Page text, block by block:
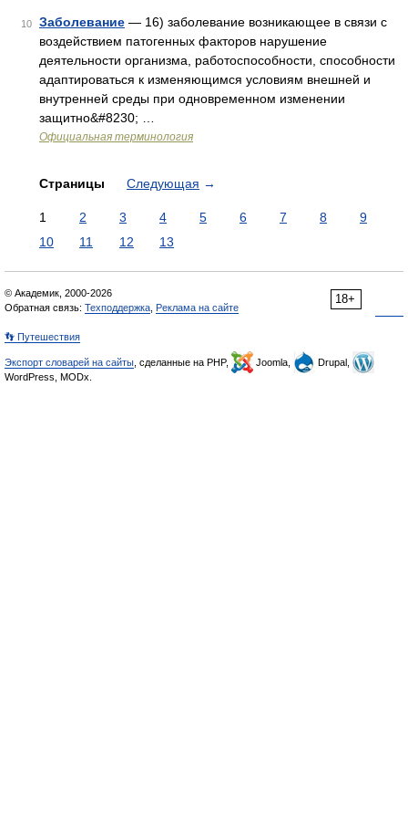
10 Заболевание — 16) заболевание возникающее в связи с
воздействием патогенных факторов нарушение
деятельности организма, работоспособности, способности
адаптироваться к изменяющимся условиям внешней и
внутренней среды при одновременном изменении
защитно&#8230; …
Официальная терминология
Страницы Следующая →
1 2 3 4 5 6 7 8
9
10
11 12 13
18+
© Академик, 2000-2026
Обратная связь: Техподдержка Реклама на сайте
👣 Путешествия
Экспорт словарей на сайты , сделанные на PHP, Joomla,
Drupal,
WordPress, MODx.